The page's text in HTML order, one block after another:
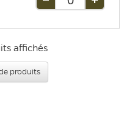
Retirer
Ajouter
affichés
produits